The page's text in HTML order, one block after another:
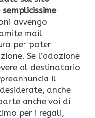
avvengo
mail
per poter
Se l’adozione
al destinatario
il
anche
anche voi di
per i regali,